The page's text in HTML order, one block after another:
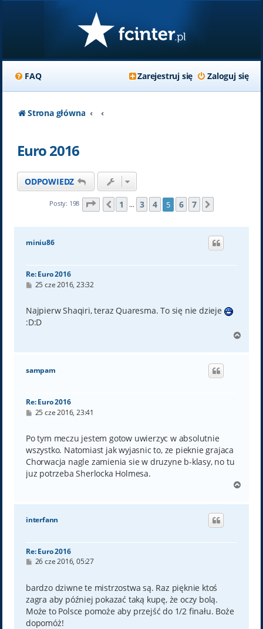
FAQ Zaloguj się
Zarejestruj się
Strona główna
Euro 2016
ODPOWIEDZ
Posty: 198 Strona 5z 7
Poprzednia
1 … 3 4 5 6 7
miniu86
Re: Euro 2016
P
t
25 cze 2016, 23:32
Najpierw Shaqiri, teraz Quaresma. To się nie dzieje
:D:D
g
sampam
Re: Euro 2016
P
t
25 cze 2016, 23:41
Po tym meczu jestem gotow uwierzyc w absolutnie
wszystko. Natomiast jak wyjasnic to, ze pieknie grajaca
Chorwacja nagle zamienia sie w druzyne b-klasy, no tu
juz potrzeba Sherlocka Holmesa.
g
interfann
Re: Euro 2016
P
t
26 cze 2016, 05:27
bardzo dziwne te mistrzostwa są. Raz pięknie ktoś
zagra aby później pokazać taką kupę, że oczy bolą.
Może to Polsce pomoże aby przejść do 1/2 finału. Boże
dopomóż!